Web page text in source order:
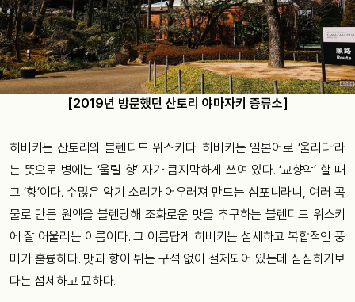
[2019년 방문했던 산토리 야마자키 증류소]
히비키는 산토리의 블렌디드 위스키다. 히비키는 일본어로 ‘울리다’라
는 뜻으로 병에는 ‘울릴 향’ 자가 큼지막하게 쓰여 있다. ‘교향악’ 할 때
그 ‘향’이다. 수많은 악기 소리가 어우러져 만드는 심포니라니, 여러 곡
물로 만든 원액을 블렌딩해 조화로운 맛을 추구하는 블렌디드 위스키
에 잘 어울리는 이름이다. 그 이름답게 히비키는 섬세하고 복합적인 풍
미가 훌륭하다. 맛과 향이 튀는 구석 없이 절제되어 있는데 심심하기보
다는 섬세하고 묘하다.